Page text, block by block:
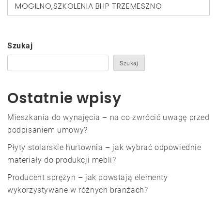
MOGILNO,SZKOLENIA BHP TRZEMESZNO
Szukaj
Szukaj
Ostatnie wpisy
Mieszkania do wynajęcia – na co zwrócić uwagę przed
podpisaniem umowy?
Płyty stolarskie hurtownia – jak wybrać odpowiednie
materiały do produkcji mebli?
Producent sprężyn – jak powstają elementy
wykorzystywane w różnych branżach?